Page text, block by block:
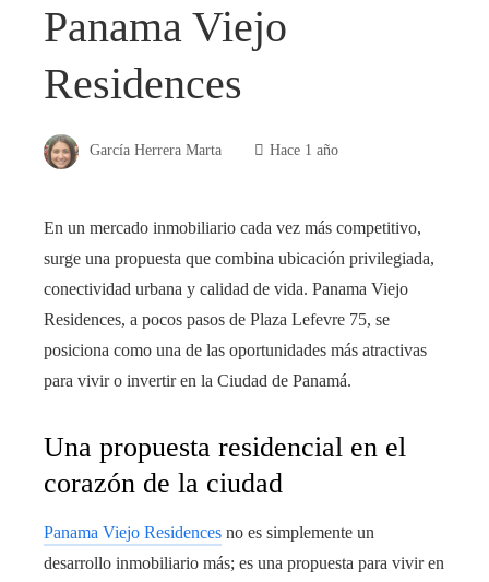
Panama Viejo
Residences
García Herrera Marta Hace 1 año
En un mercado inmobiliario cada vez más competitivo,
surge una propuesta que combina ubicación privilegiada,
conectividad urbana y calidad de vida. Panama Viejo
Residences, a pocos pasos de Plaza Lefevre 75, se
posiciona como una de las oportunidades más atractivas
para vivir o invertir en la Ciudad de Panamá.
Una propuesta residencial en el
corazón de la ciudad
Panama Viejo Residences no es simplemente un
desarrollo inmobiliario más; es una propuesta para vivir en